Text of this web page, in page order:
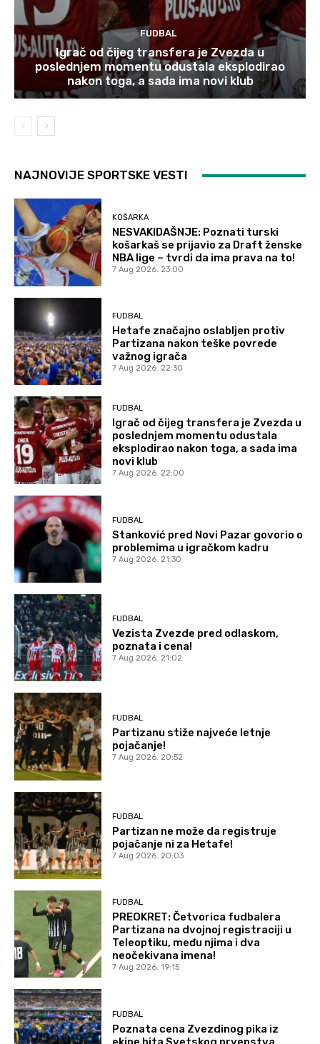
FUDBAL
Igrač od čijeg transfera je Zvezda u
poslednjem momentu odustala eksplodirao
nakon toga, a sada ima novi klub
NAJNOVIJE SPORTSKE VESTI
KOŠARKA
NESVAKIDAŠNJE: Poznati turski
košarkaš se prijavio za Draft ženske
NBA lige – tvrdi da ima prava na to!
7 Aug 2026. 23:00
FUDBAL
Hetafe značajno oslabljen protiv
Partizana nakon teške povrede
važnog igrača
7 Aug 2026. 22:30
FUDBAL
Igrač od čijeg transfera je Zvezda u
poslednjem momentu odustala
eksplodirao nakon toga, a sada ima
novi klub
7 Aug 2026. 22:00
FUDBAL
Stanković pred Novi Pazar govorio o
problemima u igračkom kadru
7 Aug 2026. 21:30
FUDBAL
Vezista Zvezde pred odlaskom,
poznata i cena!
7 Aug 2026. 21:02
FUDBAL
Partizanu stiže najveće letnje
pojačanje!
7 Aug 2026. 20:52
FUDBAL
Partizan ne može da registruje
pojačanje ni za Hetafe!
7 Aug 2026. 20:03
FUDBAL
PREOKRET: Četvorica fudbalera
Partizana na dvojnoj registraciji u
Teleoptiku, među njima i dva
neočekivana imena!
7 Aug 2026. 19:15
FUDBAL
Poznata cena Zvezdinog pika iz